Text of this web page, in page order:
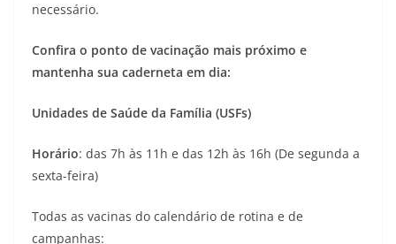
necessário.
Confira o ponto de vacinação mais próximo e
mantenha sua caderneta em dia:
Unidades de Saúde da Família (USFs)
Horário: das 7h às 11h e das 12h às 16h (De segunda a
sexta-feira)
Todas as vacinas do calendário de rotina e de
campanhas: